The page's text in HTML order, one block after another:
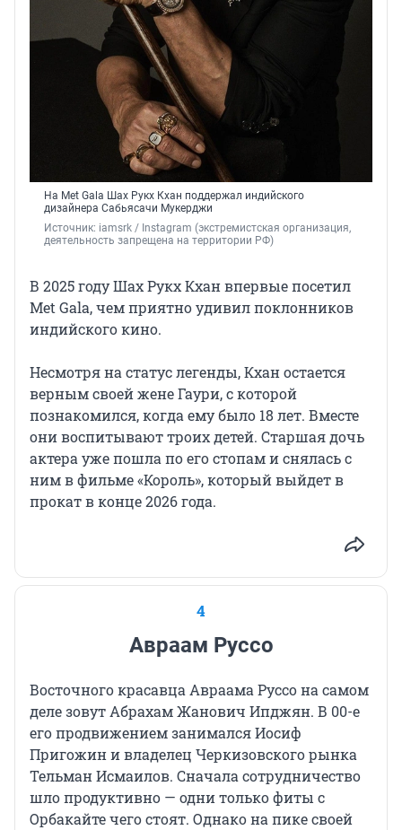
На Met Gala Шах Рукх Кхан поддержал индийского
дизайнера Сабьясачи Мукерджи
Источник: iamsrk / Instagram (экстремистская организация,
деятельность запрещена на территории РФ)
В 2025 году Шах Рукх Кхан впервые посетил
Met Gala, чем приятно удивил поклонников
индийского кино.
Несмотря на статус легенды, Кхан остается
верным своей жене Гаури, с которой
познакомился, когда ему было 18 лет. Вместе
они воспитывают троих детей. Старшая дочь
актера уже пошла по его стопам и снялась с
ним в фильме «Король», который выйдет в
прокат в конце 2026 года.
4
Авраам Руссо
Восточного красавца Авраама Руссо на самом
деле зовут Абрахам Жанович Ипджян. В 00-е
его продвижением занимался Иосиф
Пригожин и владелец Черкизовского рынка
Тельман Исмаилов. Сначала сотрудничество
шло продуктивно — одни только фиты с
Орбакайте чего стоят. Однако на пике своей